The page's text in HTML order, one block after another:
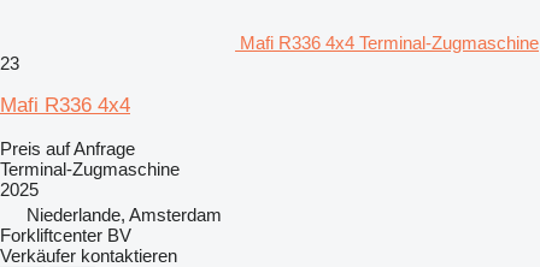
Mafi R336 4x4 Terminal-Zugmaschine
23
Mafi R336 4x4
Preis auf Anfrage
Terminal-Zugmaschine
2025
Niederlande, Amsterdam
Forkliftcenter BV
Verkäufer kontaktieren